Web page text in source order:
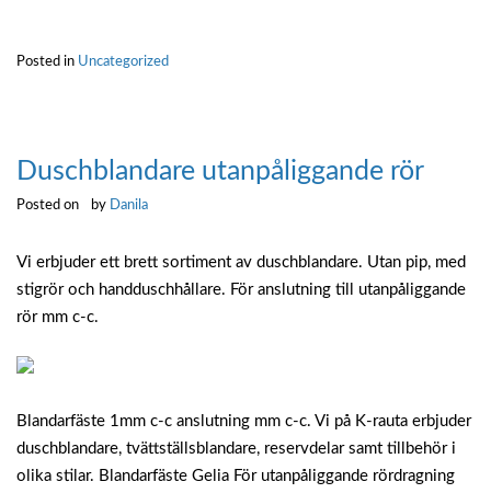
Posted in Uncategorized
Duschblandare utanpåliggande rör
Posted on by Danila
Vi erbjuder ett brett sortiment av duschblandare. Utan pip, med
stigrör och handduschhållare. För anslutning till utanpåliggande
rör mm c-c.
Blandarfäste 1mm c-c anslutning mm c-c. Vi på K-rauta erbjuder
duschblandare, tvättställsblandare, reservdelar samt tillbehör i
olika stilar. Blandarfäste Gelia För utanpåliggande rördragning